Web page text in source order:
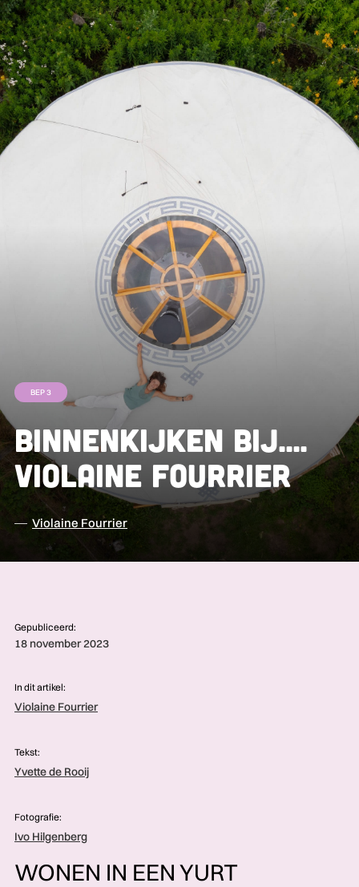
BEP 3
Binnenkijken bij....
Violaine Fourrier
Violaine Fourrier
Gepubliceerd:
18 november 2023
In dit artikel:
Violaine Fourrier
Tekst:
Yvette de Rooij
Fotografie:
Ivo Hilgenberg
WONEN IN EEN YURT